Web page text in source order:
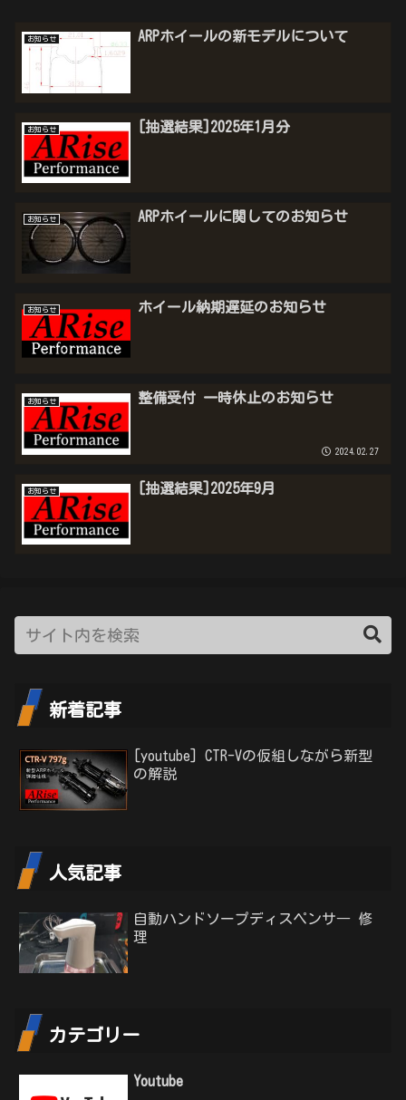
お知らせ ARPホイールの新モデルについて
お知らせ [抽選結果]2025年1月分
お知らせ ARPホイールに関してのお知らせ
お知らせ ホイール納期遅延のお知らせ
お知らせ 整備受付 一時休止のお知らせ
2024.02.27
お知らせ [抽選結果]2025年9月
新着記事
[youtube] CTR-Vの仮組しながら新型
の解説
人気記事
自動ハンドソープディスペンサ― 修
理
カテゴリー
Youtube